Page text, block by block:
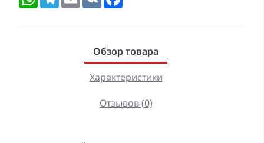
Обзор товара
Характеристики
Отзывов (0)